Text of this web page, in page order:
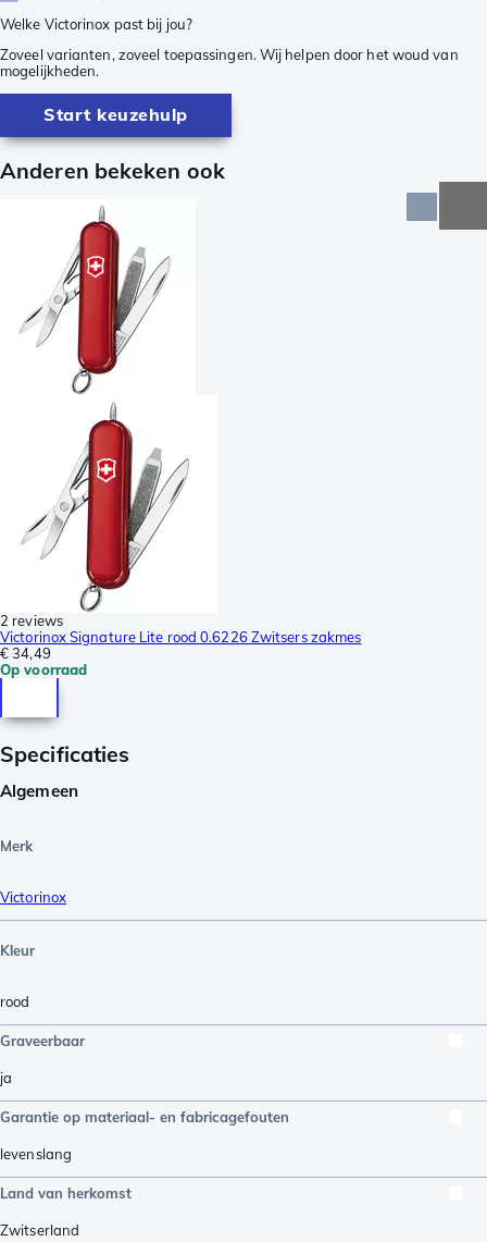
Welke Victorinox past bij jou?
Zoveel varianten, zoveel toepassingen. Wij helpen door het woud van
mogelijkheden.
Start keuzehulp
Anderen bekeken ook
2 reviews
Victorinox Signature Lite rood 0.6226 Zwitsers zakmes
€ 34,49
Op voorraad
Specificaties
Algemeen
Merk
Victorinox
Kleur
rood
Graveerbaar
ja
Garantie op materiaal- en fabricagefouten
levenslang
Land van herkomst
Zwitserland